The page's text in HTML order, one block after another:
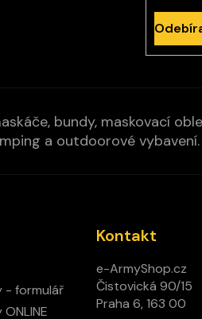
bundy, maskovací
a outdoorové
- formulář
Kontakt
e-ArmyShop.cz
Čistovická 90/15
Praha 6, 163 00